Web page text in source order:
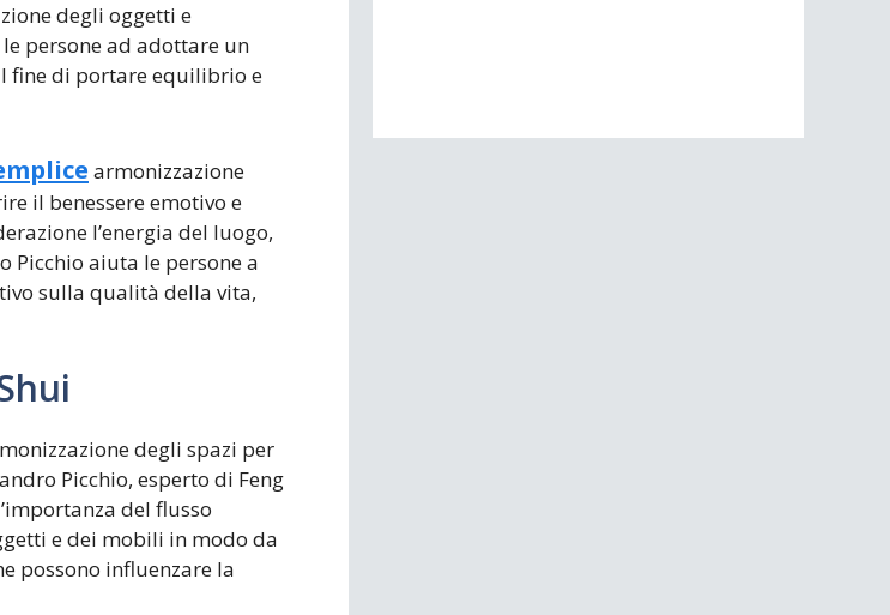
degli oggetti e
persone ad adottare un
fine di portare equilibrio e
armonizzazione
il benessere emotivo e
l’energia del luogo,
Picchio aiuta le persone a
sulla qualità della vita,
degli spazi per
Picchio, esperto di Feng
del flusso
e dei mobili in modo da
possono influenzare la